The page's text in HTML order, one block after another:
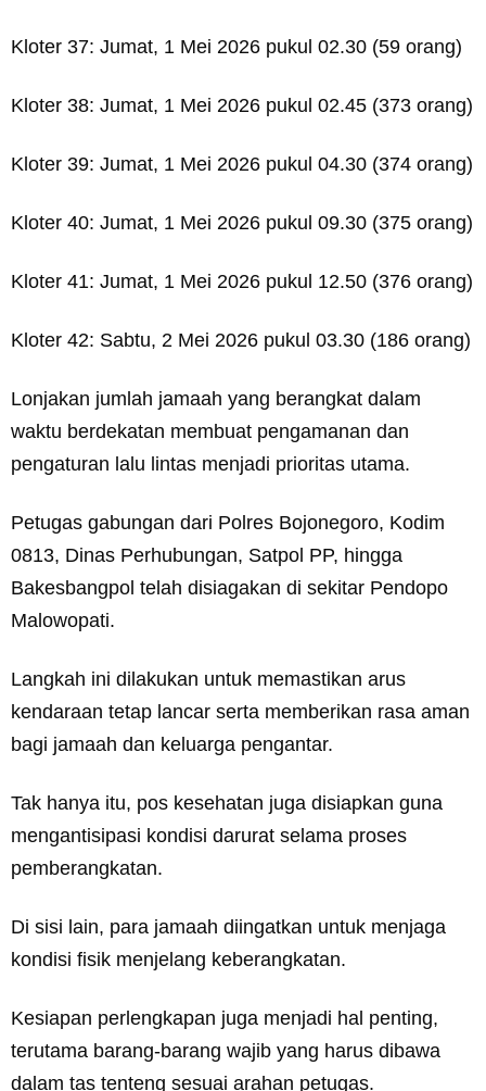
Kloter 37: Jumat, 1 Mei 2026 pukul 02.30 (59 orang)
Kloter 38: Jumat, 1 Mei 2026 pukul 02.45 (373 orang)
Kloter 39: Jumat, 1 Mei 2026 pukul 04.30 (374 orang)
Kloter 40: Jumat, 1 Mei 2026 pukul 09.30 (375 orang)
Kloter 41: Jumat, 1 Mei 2026 pukul 12.50 (376 orang)
Kloter 42: Sabtu, 2 Mei 2026 pukul 03.30 (186 orang)
Lonjakan jumlah jamaah yang berangkat dalam
waktu berdekatan membuat pengamanan dan
pengaturan lalu lintas menjadi prioritas utama.
Petugas gabungan dari Polres Bojonegoro, Kodim
0813, Dinas Perhubungan, Satpol PP, hingga
Bakesbangpol telah disiagakan di sekitar Pendopo
Malowopati.
Langkah ini dilakukan untuk memastikan arus
kendaraan tetap lancar serta memberikan rasa aman
bagi jamaah dan keluarga pengantar.
Tak hanya itu, pos kesehatan juga disiapkan guna
mengantisipasi kondisi darurat selama proses
pemberangkatan.
Di sisi lain, para jamaah diingatkan untuk menjaga
kondisi fisik menjelang keberangkatan.
Kesiapan perlengkapan juga menjadi hal penting,
terutama barang-barang wajib yang harus dibawa
dalam tas tenteng sesuai arahan petugas.